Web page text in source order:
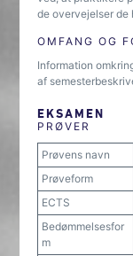
de overvejelser de
OMFANG OG
Information
af
EKSAMEN
PRØVER
Prøvens navn
Prøveform
ECTS
Bedømmelsesfor
m